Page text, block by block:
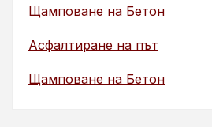
Щамповане на Бетон
Асфалтиране на път
Щамповане на Бетон